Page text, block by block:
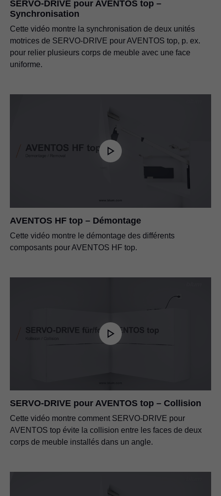
SERVO-DRIVE pour AVENTOS top –
Synchronisation
Cette vidéo montre la synchronisation de deux unités
motrices de SERVO-DRIVE pour AVENTOS top, p. ex.
pour relier plusieurs corps de meuble avec une face
uniforme.
AVENTOS HF top – Démontage
Cette vidéo montre le démontage des différents
composants pour AVENTOS HF top.
SERVO-DRIVE pour AVENTOS top – Collision
Cette vidéo montre comment SERVO-DRIVE pour
AVENTOS top évite la collision entre les faces de deux
corps de meuble installés dans un angle.